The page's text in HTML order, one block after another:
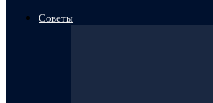
Советы